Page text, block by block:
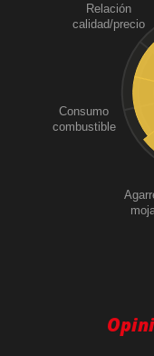
Consumo
combustible
Relación
calidad/precio